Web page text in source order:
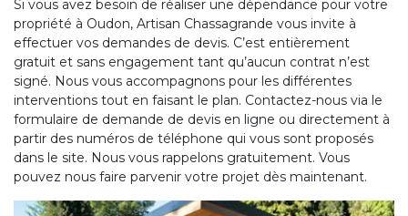
Si vous avez besoin de réaliser une dépendance pour votre
propriété à Oudon, Artisan Chassagrande vous invite à
effectuer vos demandes de devis. C’est entièrement
gratuit et sans engagement tant qu’aucun contrat n’est
signé. Nous vous accompagnons pour les différentes
interventions tout en faisant le plan. Contactez-nous via le
formulaire de demande de devis en ligne ou directement à
partir des numéros de téléphone qui vous sont proposés
dans le site. Nous vous rappelons gratuitement. Vous
pouvez nous faire parvenir votre projet dès maintenant.